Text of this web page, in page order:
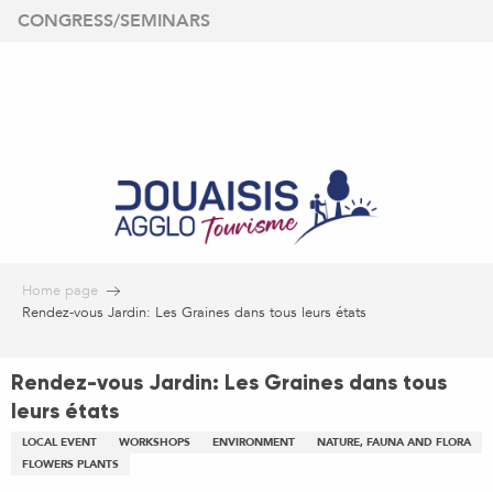
Aller
CONGRESS/SEMINARS
Home page
Rendez-vous Jardin: Les Graines dans tous leurs états
Rendez-vous Jardin: Les Graines dans tous
leurs états
LOCAL EVENT WORKSHOPS ENVIRONMENT
NATURE, FAUNA AND FLORA
FLOWERS PLANTS